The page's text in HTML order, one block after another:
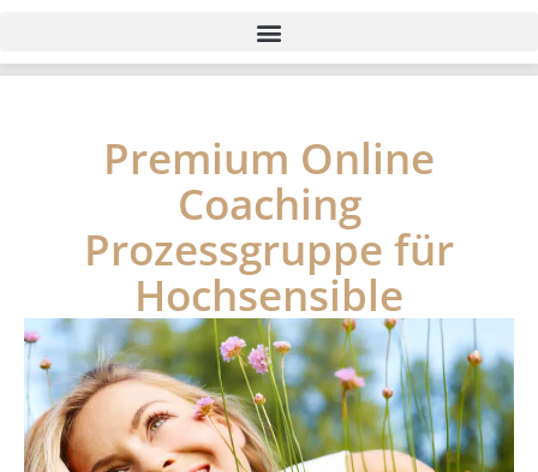
Premium Online
Coaching
Prozessgruppe für
Hochsensible